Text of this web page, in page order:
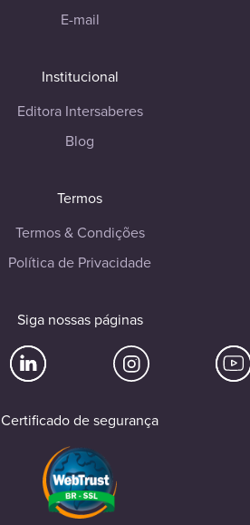
E-mail
Institucional
Editora Intersaberes
Blog
Termos
Termos & Condições
Política de Privacidade
Siga nossas páginas
Certificado de segurança